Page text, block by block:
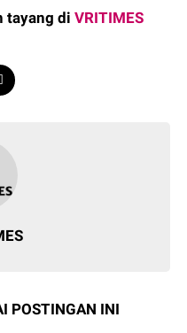
tayang diVRITIMES
POSTINGAN INI